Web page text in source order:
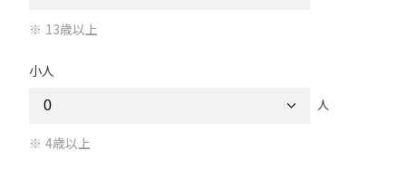
13歳以上
小人
人
4歳以上